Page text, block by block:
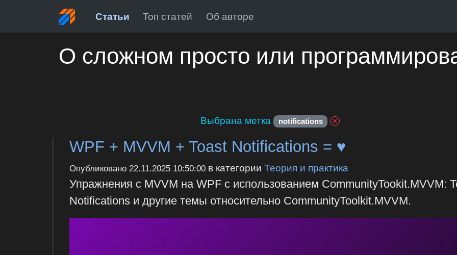
Статьи Топ статей Об авторе
О сложном просто или
Выбрана метка notifications
WPF + MVVM + Toast Notifications = ♥
Опубликовано 22.11.2025 10:50:00в категории Теория и практика
Упражнения с MVVM на WPF с использованием CommunityTookit.MVVM:
Notifications и другие темы относительно CommunityToolkit.MVVM.